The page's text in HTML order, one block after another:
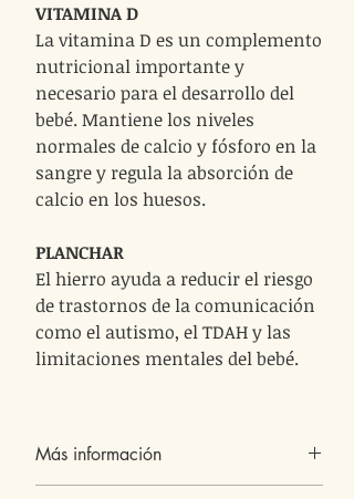
VITAMINA D
La vitamina D es un complemento
nutricional importante y
necesario para el desarrollo del
bebé. Mantiene los niveles
normales de calcio y fósforo en la
sangre y regula la absorción de
calcio en los huesos.
PLANCHAR
El hierro ayuda a reducir el riesgo
de trastornos de la comunicación
como el autismo, el TDAH y las
limitaciones mentales del bebé.
Más información